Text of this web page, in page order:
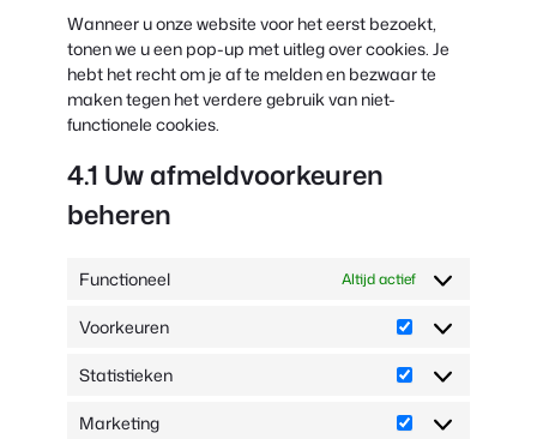
data-
Wanneer u onze website voor het eerst bezoekt,
tonen we u een pop-up met uitleg over cookies. Je
hebt het recht om je af te melden en bezwaar te
maken tegen het verdere gebruik van niet-
functionele cookies.
4.1 Uw afmeldvoorkeuren
beheren
Functioneel Altijd actief
Voorkeuren
Voorkeuren
Statistieken
Statistieken
Marketing
Marketing